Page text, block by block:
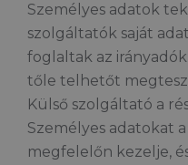
Személyes adatok
szolgáltatók saját
foglaltak az
tőle telhetőt
Külső szolgáltató a
Személyes adatokat
megfelelőn kezelje,